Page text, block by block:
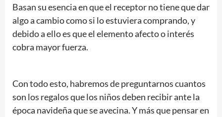
Basan su esencia en que el receptor no tiene que dar
algo a cambio como si lo estuviera comprando, y
debido a ello es que el elemento afecto o interés
cobra mayor fuerza.
Con todo esto, habremos de preguntarnos cuantos
son los regalos que los niños deben recibir ante la
época navideña que se avecina. Y más que pensar en